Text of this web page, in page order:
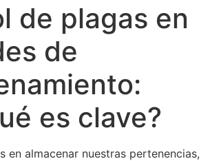
de plagas en
de
es clave?
en almacenar nuestras pertenencias,